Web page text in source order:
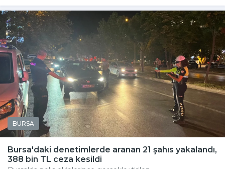
BURSA
Bursa'daki denetimlerde aranan 21 şahıs yakalandı,
388 bin TL ceza kesildi